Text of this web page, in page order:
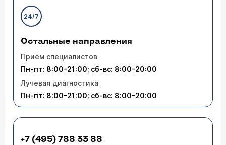
24/7
Остальные направления
Приём специалистов
Пн-пт: 8:00-21:00; сб-вс: 8:00-20:00
Лучевая диагностика
Пн-пт: 8:00-21:00; сб-вс: 8:00-20:00
+7 (495) 788 33 88